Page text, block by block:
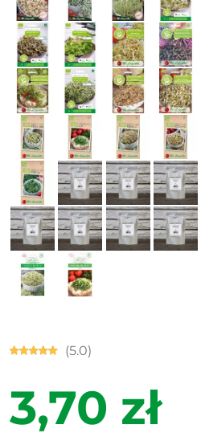
(5.0)
3,70 zł